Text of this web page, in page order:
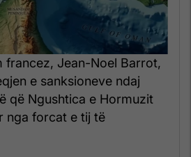
francez, Jean-Noel Barrot,
e sanksioneve ndaj
që Ngushtica e Hormuzit
nga forcat e tij të